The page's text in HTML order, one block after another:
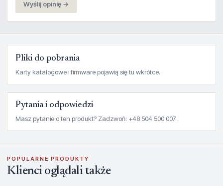
Wyślij opinię →
Pliki do pobrania
Karty katalogowe i firmware pojawią się tu wkrótce.
Pytania i odpowiedzi
Masz pytanie o ten produkt? Zadzwoń: +48 504 500 007.
POPULARNE PRODUKTY
Klienci oglądali także